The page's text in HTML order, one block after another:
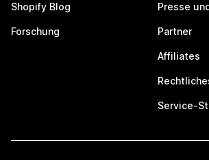
Shopify Blog
Forschung
Presse
Partner
Affiliates
Service-